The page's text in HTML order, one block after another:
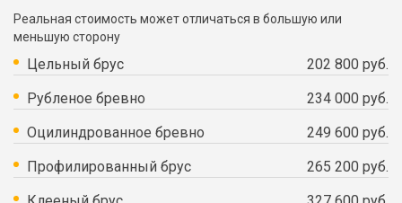
Реальная стоимость может отличаться в большую или
меньшую сторону
Цельный брус
202 800 руб.
Рубленое бревно
234 000 руб.
Оцилиндрованное бревно
249 600 руб.
Профилированный брус
265 200 руб.